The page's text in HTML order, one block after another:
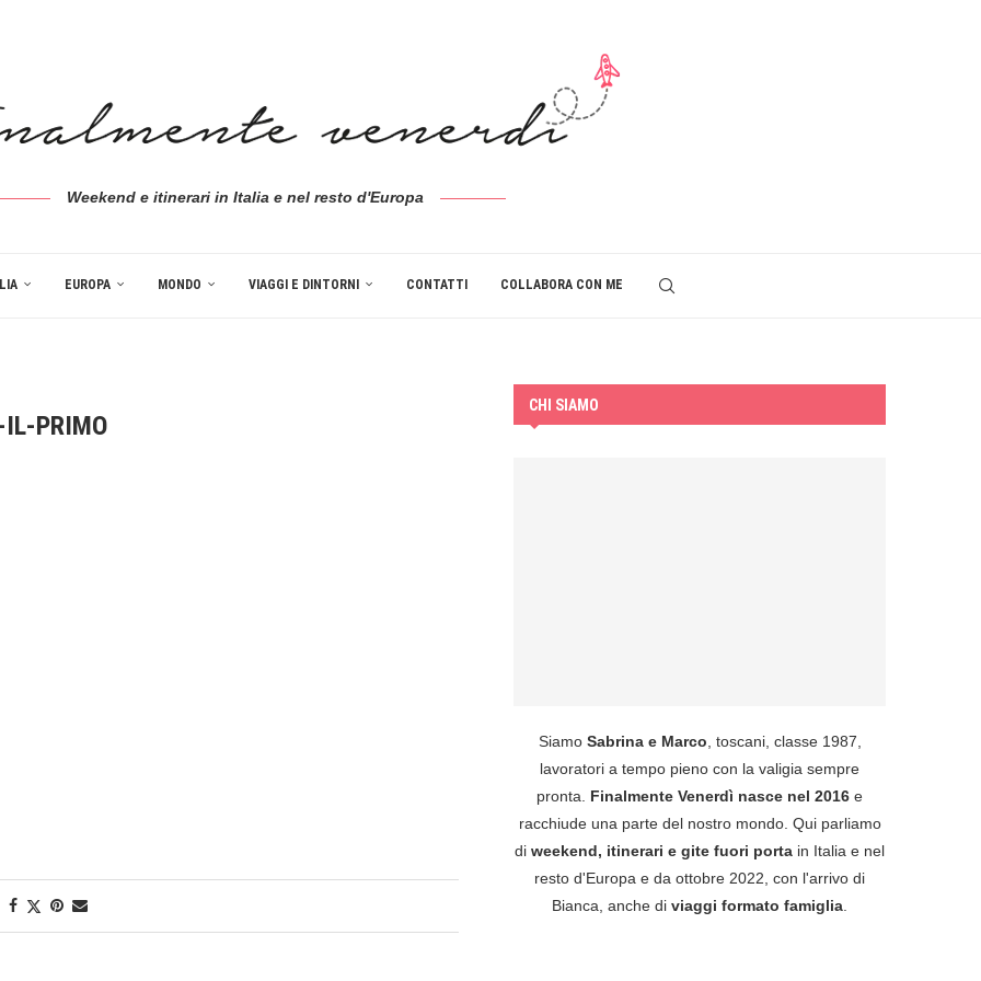
Weekend e itinerari in Italia e nel resto d'Europa
EUROPA MONDO VIAGGI E DINTORNI CONTATTI COLLABORA CON ME
IL-PRIMO
CHI SIAMO
Siamo Sabrina e Marco , toscani, classe 1987,
lavoratori a tempo pieno con la valigia sempre
pronta. Finalmente Venerdì nasce nel 2016 e
racchiude una parte del nostro mondo. Qui parliamo
di weekend, itinerari e gite fuori porta in Italia e nel
resto d'Europa e da ottobre 2022, con l'arrivo di
Bianca, anche di viaggi formato famiglia